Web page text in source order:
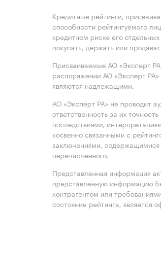
Кредитные рейтинги,
способности рейтингуемого
кредитном риске его
покупать, держать или
Присваиваемые АО «Эксперт
распоряжении АО «Эксперт
являются надлежащими.
АО «Эксперт РА» не проводит
ответственность за их
последствиями,
косвенно связанными с
заключениями, содержащимися
перечисленного.
Представленная информация
представленную информацию
контрагентом или
состояние рейтинга, является